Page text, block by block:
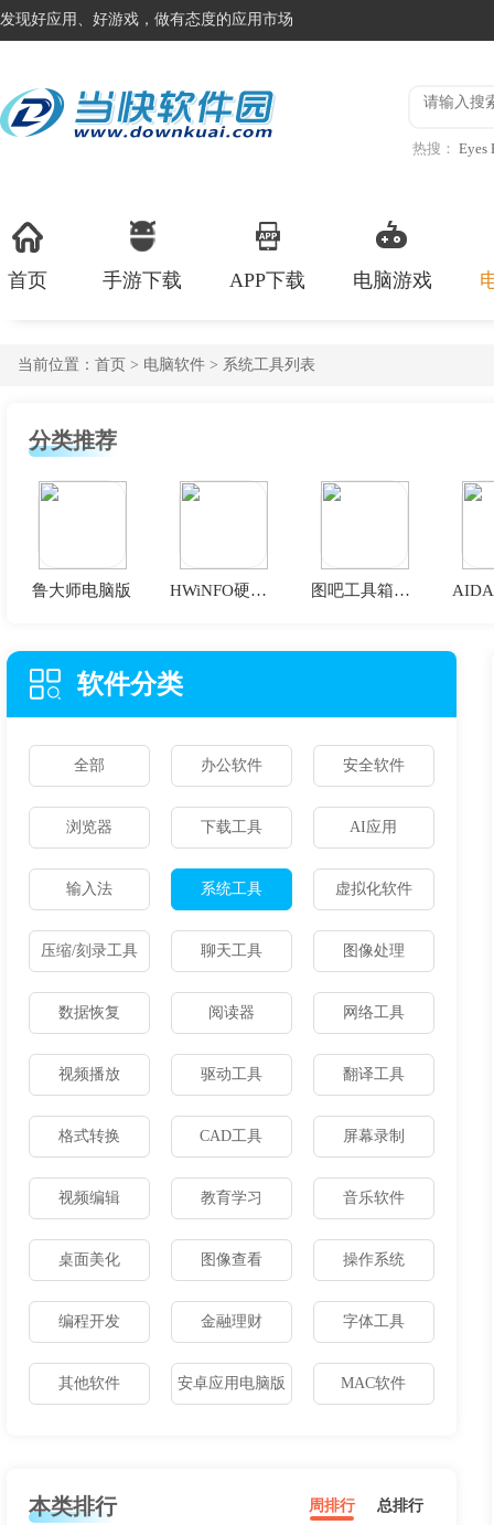
发现好应用、好游戏，做有态度的应用市场
热搜： Eyes
首页 手游下载 APP下载 电脑游戏
当前位置： 首页 > 电脑软件 > 系统工具列表
分类推荐
鲁大师电脑版 HWiNFO硬件检测软件 图吧工具箱官方正版
软件分类
全部 办公软件 安全软件
浏览器 下载工具 AI应用
输入法 系统工具 虚拟化软件
压缩/刻录工具 聊天工具 图像处理
数据恢复 阅读器 网络工具
视频播放 驱动工具 翻译工具
格式转换 CAD工具 屏幕录制
视频编辑 教育学习 音乐软件
桌面美化 图像查看 操作系统
编程开发 金融理财 字体工具
其他软件 安卓应用电脑版 MAC软件
本类排行 周排行 总排行